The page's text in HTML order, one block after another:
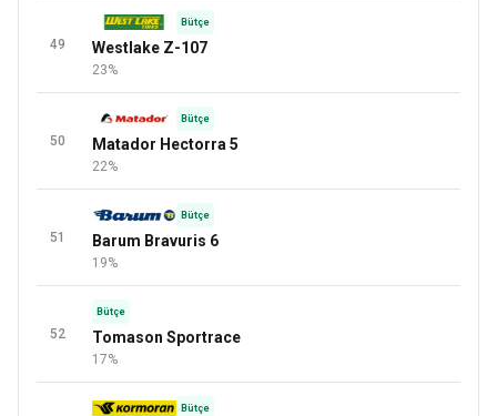
49
Bütçe
Westlake Z-107
23%
50
Bütçe
Matador Hectorra 5
22%
51
Bütçe
Barum Bravuris 6
19%
52
Bütçe
Tomason Sportrace
17%
Bütçe